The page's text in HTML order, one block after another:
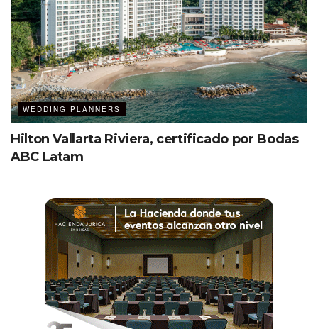
Etiquetas: Destacados IBTM Americas
WEDDING PLANNERS
Hilton Vallarta Riviera, certificado por Bodas
ABC Latam